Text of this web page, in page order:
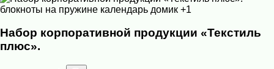
блокноты на пружине календарь домик +1
Набор корпоративной продукции «Текстиль
плюс».